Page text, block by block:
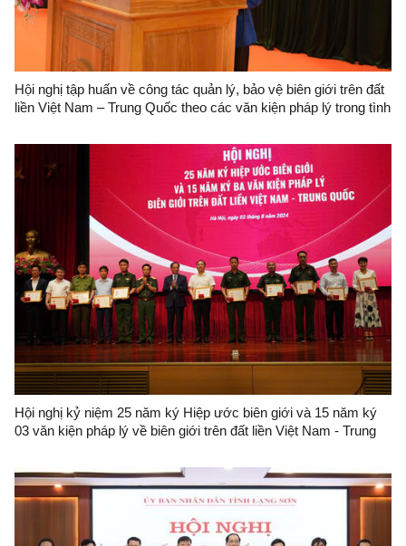
Hội nghị tập huấn về công tác quản lý, bảo vệ biên giới trên đất
liền Việt Nam – Trung Quốc theo các văn kiện pháp lý trong tình
Hội nghị kỷ niệm 25 năm ký Hiệp ước biên giới và 15 năm ký
03 văn kiện pháp lý về biên giới trên đất liền Việt Nam - Trung